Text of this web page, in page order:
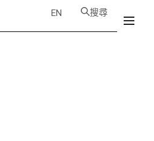
EN 搜尋